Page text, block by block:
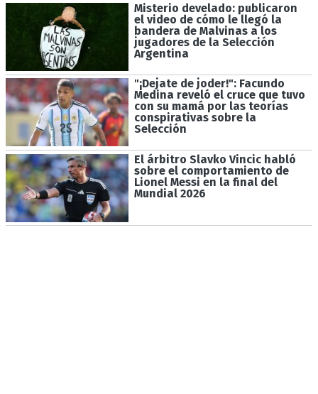
Misterio develado: publicaron
el video de cómo le llegó la
bandera de Malvinas a los
jugadores de la Selección
Argentina
"¡Dejate de joder!": Facundo
Medina reveló el cruce que tuvo
con su mamá por las teorías
conspirativas sobre la
Selección
El árbitro Slavko Vincic habló
sobre el comportamiento de
Lionel Messi en la final del
Mundial 2026